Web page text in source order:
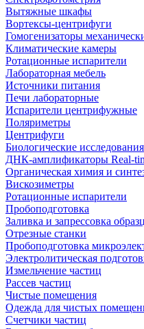
Вытяжные шкафы
Вортексы-центрифуги
Гомогенизаторы
Климатические камеры
Ротационные испарители
Лабораторная мебель
Источники питания
Печи лабораторные
Испарители центрифужные
Поляриметры
Центрифуги
Биологические исследования
ДНК-амплификаторы Real-
Органическая химия и
Вискозиметры
Ротационные испарители
Пробоподготовка
Заливка и запрессовка
Отрезные станки
Пробоподготовка
Электролитическая
Измельчение частиц
Рассев частиц
Чистые помещения
Одежда для чистых
Счетчики частиц